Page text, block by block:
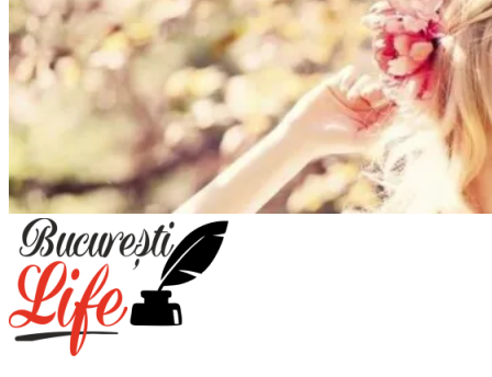
Meniu
principal